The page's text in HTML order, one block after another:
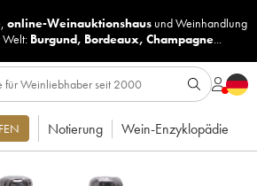
online-Weinauktionshaus undWeinhandlung
Burgund, Bordeaux, Champagne...
Notierung Wein-Enzyklopädie